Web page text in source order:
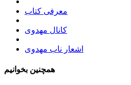
معرفی کتاب
کانال مهدوی
اشعار ناب مهدوی
همچنین بخوانیم